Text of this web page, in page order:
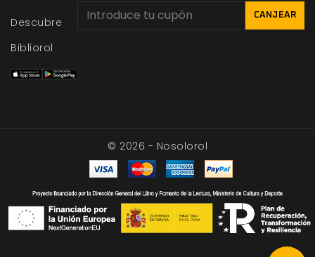
Descubre
Bibliorol
CANJEAR
© 2026 - Nosolorol